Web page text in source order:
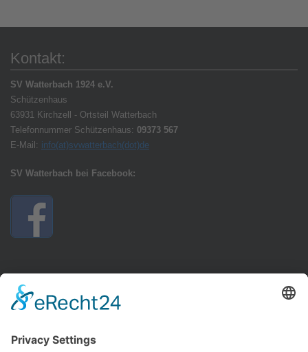
Kontakt:
SV Watterbach 1924 e.V.
Schützenhaus
63931 Kirchzell - Ortsteil Watterbach
Telefonnummer Schützenhaus: 09373 567
E-Mail: info(at)svwatterbach(dot)de
SV Watterbach bei Facebook:
Anfahrt: